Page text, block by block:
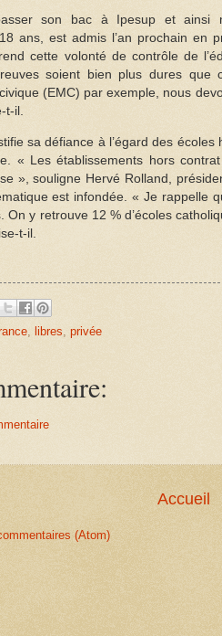
son bac à Ipesup et ainsi
ans, est admis l’an prochain en
cette volonté de contrôle de
soient bien plus dures que
(EMC) par exemple, nous
t-il.
sa défiance à l’égard des
« Les établissements hors
», souligne Hervé Rolland,
est infondée. « Je rappelle
On y retrouve 12 % d’écoles
t-il.
libres privée
Accueil
(Atom)